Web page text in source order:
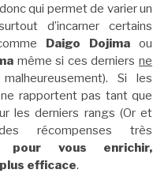
qui permet de varier un
d’incarner certains
Daigo Dojimaou
même si ces derniers ne
malheureusement). Si les
rapportent pas tant que
les derniers rangs (Or et
récompenses très
pour vous enrichir,
efficace.